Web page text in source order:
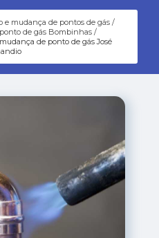
e mudança de pontos de gás
de gás Bombinhas
de ponto de gás José